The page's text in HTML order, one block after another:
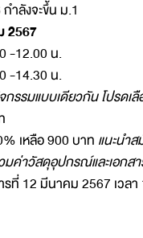
ำลังจะขึ้น ม.1
2567
-12.00 น.
-14.30 น.
กรรมแบบเดียวกัน โปรดเ
เหลือ 900 บาท แนะนำ
ค่าวัสดุอุปกรณ์และเอกสา
ที่ 12 มีนาคม 2567 เวลา